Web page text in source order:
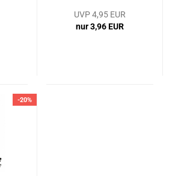
UVP 4,95 EUR
nur 3,96 EUR
-20%